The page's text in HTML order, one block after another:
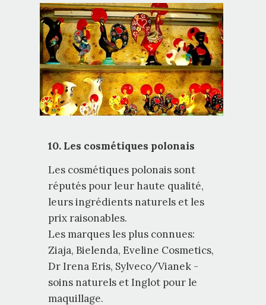
10. Les cosmétiques polonais
Les cosmétiques polonais sont
réputés pour leur haute qualité,
leurs ingrédients naturels et les
prix raisonables.
Les marques les plus connues:
Ziaja, Bielenda, Eveline Cosmetics,
Dr Irena Eris, Sylveco/Vianek -
soins naturels et Inglot pour le
maquillage.